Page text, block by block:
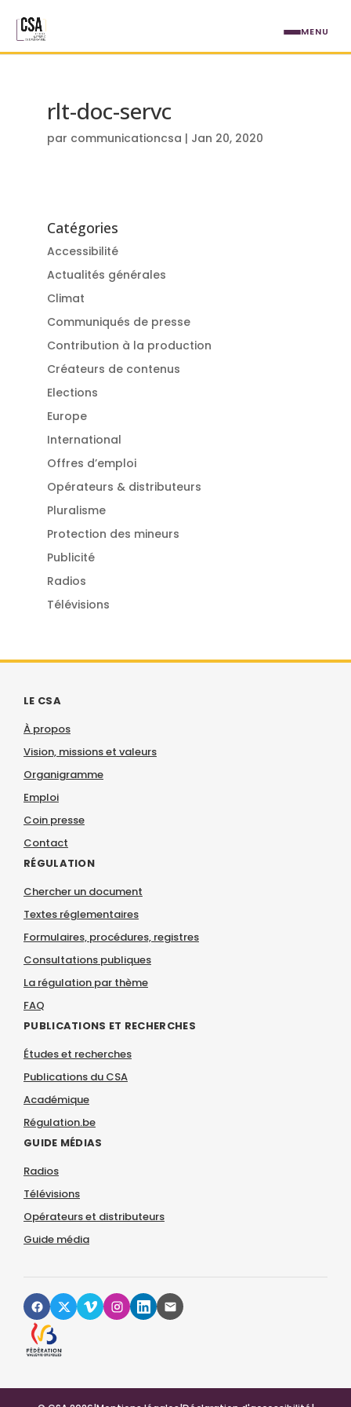
rlt-doc-servc
par communicationcsa | Jan 20, 2020
Catégories
Accessibilité
Actualités générales
Climat
Communiqués de presse
Contribution à la production
Créateurs de contenus
Elections
Europe
International
Offres d’emploi
Opérateurs & distributeurs
Pluralisme
Protection des mineurs
Publicité
Radios
Télévisions
LE CSA
À propos
Vision, missions et valeurs
Organigramme
Emploi
Coin presse
Contact
RÉGULATION
Chercher un document
Textes réglementaires
Formulaires, procédures, registres
Consultations publiques
La régulation par thème
FAQ
PUBLICATIONS ET RECHERCHES
Études et recherches
Publications du CSA
Académique
Régulation.be
GUIDE MÉDIAS
Radios
Télévisions
Opérateurs et distributeurs
Guide média
MENU